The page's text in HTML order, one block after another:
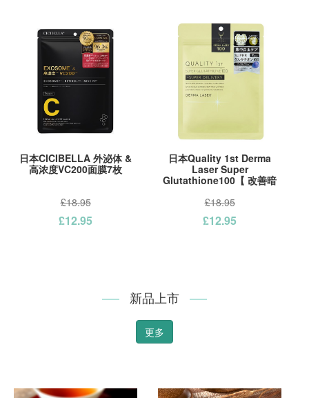
日本CICIBELLA 外泌体 &
高浓度VC200面膜7枚
£18.95
£12.95
日本Quality 1st Derma
Laser Super
Glutathione100【 改善暗
£18.95
£12.95
新品上市
更多